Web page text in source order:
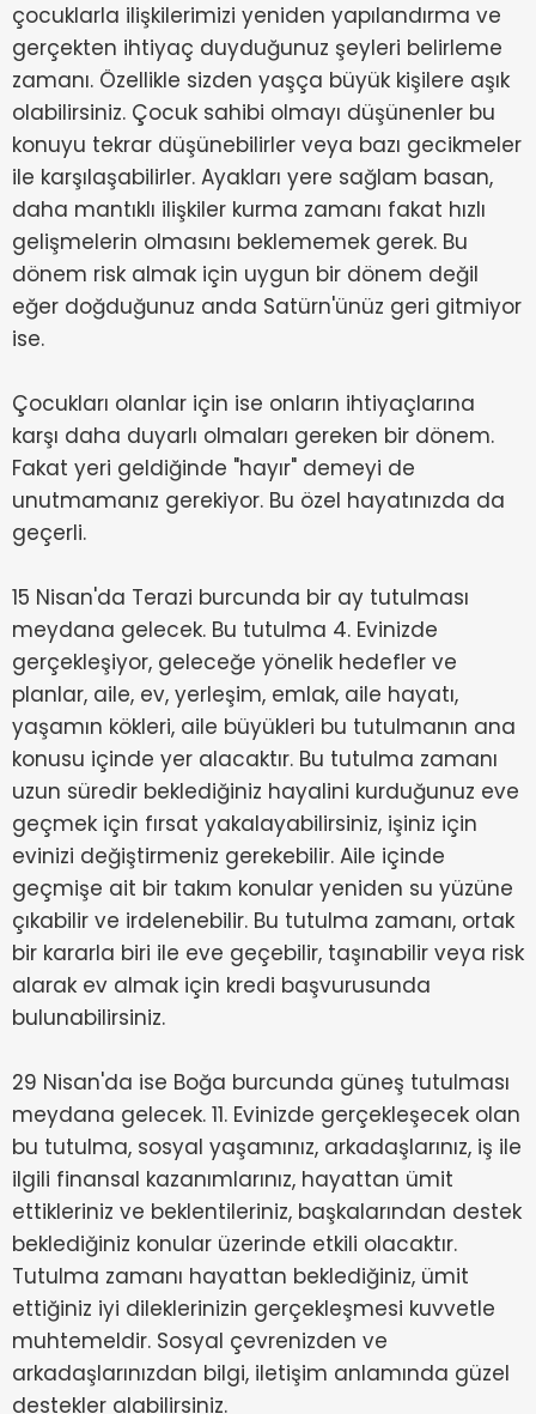
çocuklarla ilişkilerimizi yeniden yapılandırma ve
gerçekten ihtiyaç duyduğunuz şeyleri belirleme
zamanı. Özellikle sizden yaşça büyük kişilere aşık
olabilirsiniz. Çocuk sahibi olmayı düşünenler bu
konuyu tekrar düşünebilirler veya bazı gecikmeler
ile karşılaşabilirler. Ayakları yere sağlam basan,
daha mantıklı ilişkiler kurma zamanı fakat hızlı
gelişmelerin olmasını beklememek gerek. Bu
dönem risk almak için uygun bir dönem değil
eğer doğduğunuz anda Satürn'ünüz geri gitmiyor
ise.
Çocukları olanlar için ise onların ihtiyaçlarına
karşı daha duyarlı olmaları gereken bir dönem.
Fakat yeri geldiğinde "hayır" demeyi de
unutmamanız gerekiyor. Bu özel hayatınızda da
geçerli.
15 Nisan'da Terazi burcunda bir ay tutulması
meydana gelecek. Bu tutulma 4. Evinizde
gerçekleşiyor, geleceğe yönelik hedefler ve
planlar, aile, ev, yerleşim, emlak, aile hayatı,
yaşamın kökleri, aile büyükleri bu tutulmanın ana
konusu içinde yer alacaktır. Bu tutulma zamanı
uzun süredir beklediğiniz hayalini kurduğunuz eve
geçmek için fırsat yakalayabilirsiniz, işiniz için
evinizi değiştirmeniz gerekebilir. Aile içinde
geçmişe ait bir takım konular yeniden su yüzüne
çıkabilir ve irdelenebilir. Bu tutulma zamanı, ortak
bir kararla biri ile eve geçebilir, taşınabilir veya risk
alarak ev almak için kredi başvurusunda
bulunabilirsiniz.
29 Nisan'da ise Boğa burcunda güneş tutulması
meydana gelecek. 11. Evinizde gerçekleşecek olan
bu tutulma, sosyal yaşamınız, arkadaşlarınız, iş ile
ilgili finansal kazanımlarınız, hayattan ümit
ettikleriniz ve beklentileriniz, başkalarından destek
beklediğiniz konular üzerinde etkili olacaktır.
Tutulma zamanı hayattan beklediğiniz, ümit
ettiğiniz iyi dileklerinizin gerçekleşmesi kuvvetle
muhtemeldir. Sosyal çevrenizden ve
arkadaşlarınızdan bilgi, iletişim anlamında güzel
destekler alabilirsiniz.